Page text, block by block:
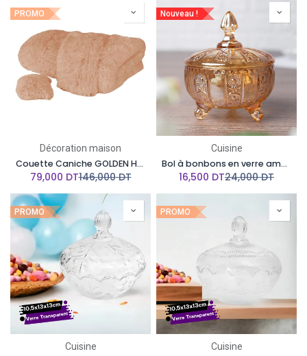
PROMO
Décoration maison
Couette Caniche GOLDEN HOUSE 190 X 250 Cm-Beige
79,000 DT146,000DT
Nouveau !
Cuisine
Bol à bonbons en verre ambré avec couvercle
16,500 DT24,000DT
PROMO
Cuisine
PROMO
Cuisine